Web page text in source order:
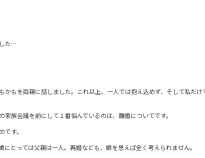
た…
かもを両親に話しました。これ以上、一人では抱え込めず、そして私だ
族会議を前にして１番悩んでいるのは、離婚についてです。
す。
とっては父親は一人。再婚なども、娘を思えば全く考えられません。